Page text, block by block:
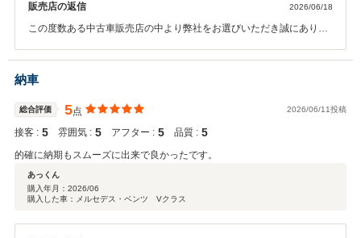
販売店の返信 2026/06/18
この度数ある中古車販売店の中より弊社をお選びいただき誠にありが
永いお付き合いのほど何卒宜しくお願い致します。
納車
総合評価 5点 2026/06/11投稿
接客 : 5 雰囲気 : 5 アフター : 5 品質 : 5
的確に納期もスムーズに出来で良かったです。
あっくん
購入年月： 2026/06
購入した車：メルセデス・ベンツ Vクラス